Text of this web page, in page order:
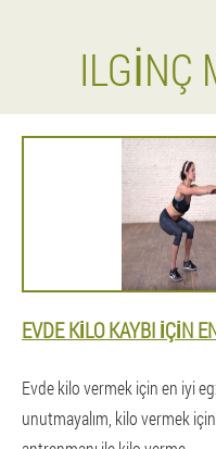
ILGINÇ
EVDE KILO KAYBI IÇIN
Evde kilo vermek için en iyi
unutmayalım, kilo vermek